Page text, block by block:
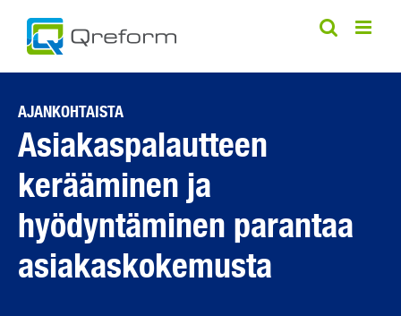
content
AJANKOHTAISTA
Asiakaspalautteen
kerääminen ja
hyödyntäminen parantaa
asiakaskokemusta